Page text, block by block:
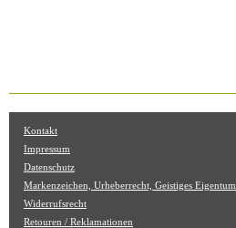
Kontakt
Impressum
Datenschutz
Markenzeichen, Urheberrecht, Geistiges Eigentum
Widerrufsrecht
Retouren / Reklamationen